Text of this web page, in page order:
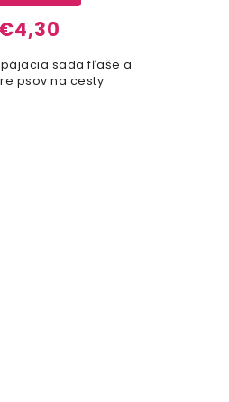
€4,30
sada fľaše a
psov na cesty